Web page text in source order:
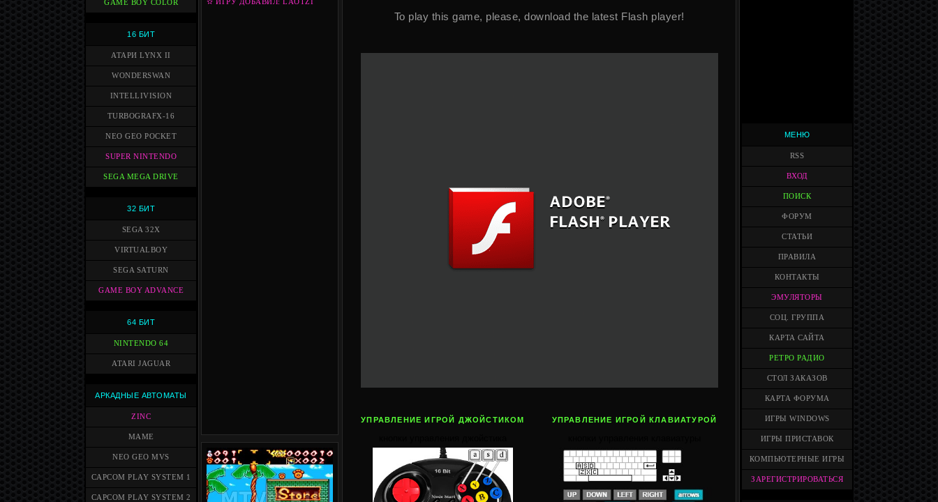
GAME BOY COLOR
16 БИТ
АТАРИ LYNX II
WONDERSWAN
INTELLIVISION
TURBOGRAFX-16
NEO GEO POCKET
SUPER NINTENDO
SEGA MEGA DRIVE
32 БИТ
SEGA 32X
VIRTUALBOY
SEGA SATURN
GAME BOY ADVANCE
64 БИТ
NINTENDO 64
ATARI JAGUAR
АРКАДНЫЕ АВТОМАТЫ
ZINC
MAME
NEO GEO MVS
CAPCOM PLAY SYSTEM 1
CAPCOM PLAY SYSTEM 2
✫ ИГРУ ДОБАВИЛ: LAOTZI
To play this game, please, download the latest Flash player!
УПРАВЛЕНИЕ ИГРОЙ ДЖОЙСТИКОМ УПРАВЛЕНИЕ ИГРОЙ КЛАВИАТУРОЙ
МЕНЮ
RSS
ВХОД
ПОИСК
ФОРУМ
СТАТЬИ
ПРАВИЛА
КОНТАКТЫ
ЭМУЛЯТОРЫ
СОЦ. ГРУППА
КАРТА САЙТА
РЕТРО РАДИО
СТОЛ ЗАКАЗОВ
КАРТА ФОРУМА
ИГРЫ WINDOWS
ИГРЫ ПРИСТАВОК
КОМПЬЮТЕРНЫЕ ИГРЫ
ЗАРЕГИСТРИРОВАТЬСЯ